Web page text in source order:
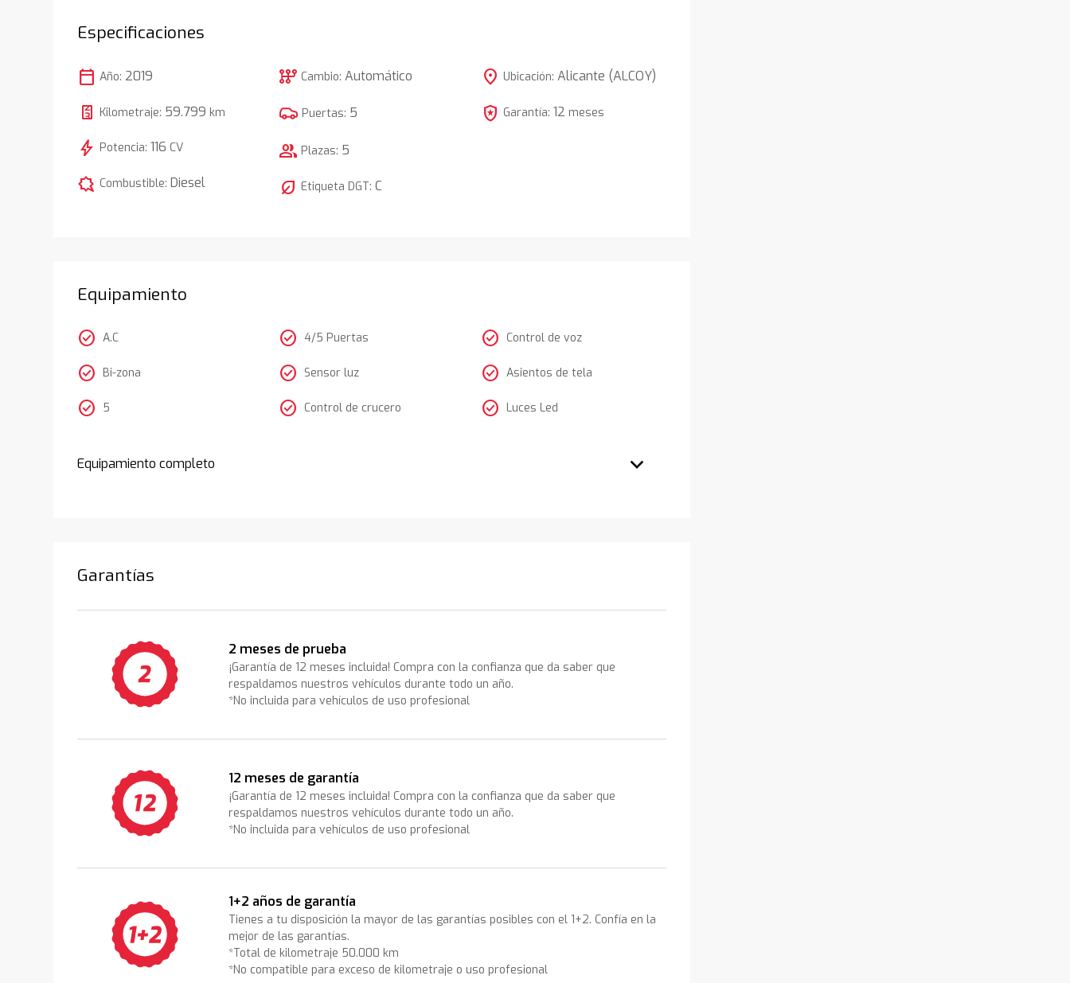
Especificaciones
calendar_today Año: 2019
Kilometraje: 59.799 km
bolt Potencia:116 CV
comic_bubble Combustible:Diesel
auto_transmission Cambio:Automático
Puertas: 5
group Plazas: 5
nest_eco_leaf Etiqueta DGT:C
location_on Ubicación: Alicante (ALCOY)
local_police Garantía: 12 meses
Equipamiento
check_circle A.C
check_circle Bi-zona
check_circle 5
check_circle 4/5 Puertas
check_circle Sensor luz
check_circle Control de crucero
check_circle Control de voz
check_circle Asientos de tela
check_circle Luces Led
Equipamiento completo
Garantías
2 meses de prueba
¡Garantía de 12 meses incluida! Compra con la confianza que da saber que
respaldamos nuestros vehículos durante todo un año.
*No incluida para vehículos de uso profesional
12 meses de garantía
¡Garantía de 12 meses incluida! Compra con la confianza que da saber que
respaldamos nuestros vehículos durante todo un año.
*No incluida para vehículos de uso profesional
1+2 años de garantía
Tienes a tu disposición la mayor de las garantías posibles con el 1+2. Confía en la
mejor de las garantías.
*Total de kilometraje 50.000 km
*No compatible para exceso de kilometraje o uso profesional